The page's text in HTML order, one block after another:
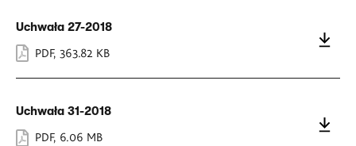
Uchwała 27-2018
PDF, 363.82 KB
Uchwała 31-2018
PDF, 6.06 MB